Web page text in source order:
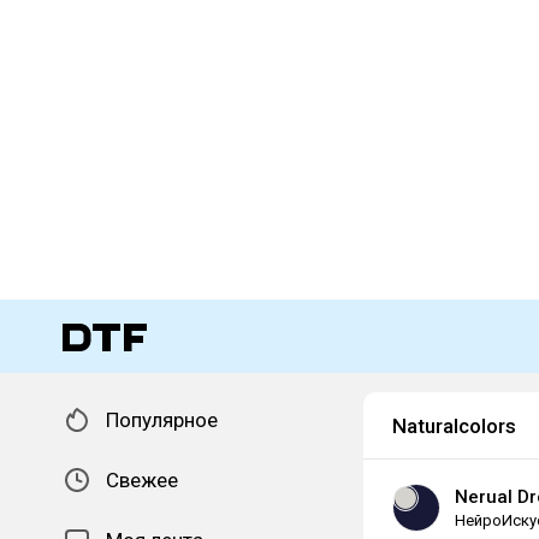
Популярное
Свежее
Naturalcolors
Nerual